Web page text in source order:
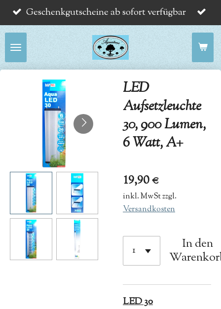
Zum
Hauptinhalt
springen
Geschenkgutscheine ab sofort verfügbar
LED
Aufsetzleuchte
30, 900 Lumen,
6 Watt, A+
19,90 €
inkl. MwSt zzgl.
Versandkosten
In den
LED 30